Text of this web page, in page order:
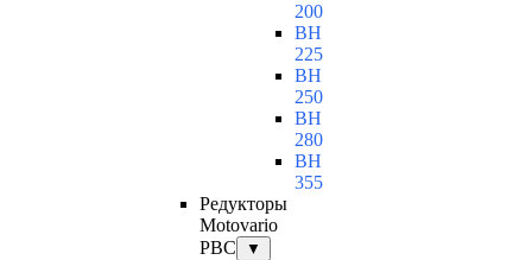
200
BH
225
BH
250
BH
280
BH
355
Редукторы
Motovario
PBC
▼